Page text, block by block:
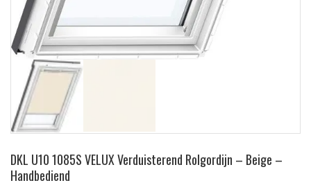
DKL U10 1085S VELUX Verduisterend Rolgordijn – Beige –
Handbediend